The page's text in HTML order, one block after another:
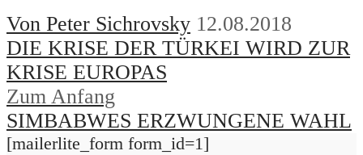
Von Peter Sichrovsky 12.08.2018
DIE KRISE DER TÜRKEI WIRD ZUR
KRISE EUROPAS
Zum Anfang
SIMBABWES ERZWUNGENE WAHL
[mailerlite_form form_id=1]